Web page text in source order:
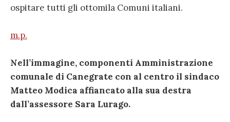
ospitare tutti gli ottomila Comuni italiani.
m.p.
Nell’immagine, componenti Amministrazione
comunale di Canegrate con al centro il sindaco
Matteo Modica affiancato alla sua destra
dall’assessore Sara Lurago.